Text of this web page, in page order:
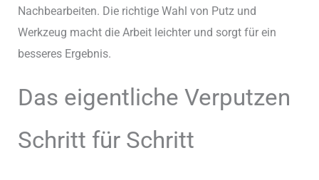
Nachbearbeiten. Die richtige Wahl von Putz und
Werkzeug macht die Arbeit leichter und sorgt für ein
besseres Ergebnis.
Das eigentliche Verputzen
Schritt für Schritt